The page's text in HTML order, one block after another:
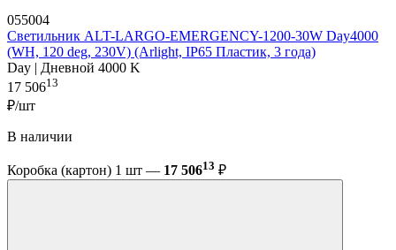
055004
Светильник ALT-LARGO-EMERGENCY-1200-30W Day4000
(WH, 120 deg, 230V) (Arlight, IP65 Пластик, 3 года)
Day | Дневной 4000 K
17 50613
₽/шт
В наличии
Коробка (картон) 1 шт — 17 50613 ₽